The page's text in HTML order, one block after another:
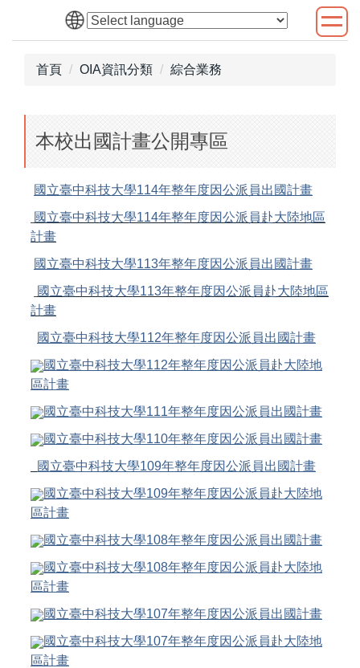
首頁 OIA資訊分類 綜合業務
本校出國計畫公開專區
國立臺中科技大學114年整年度因公派員出國計畫
國立臺中科技大學114年整年度因公派員赴大陸地區
計畫
國立臺中科技大學113年整年度因公派員出國計畫
國立臺中科技大學113年整年度因公派員赴大陸地區
計畫
國立臺中科技大學112年整年度因公派員出國計畫
國立臺中科技大學112年整年度因公派員赴大陸地
區計畫
國立臺中科技大學111年整年度因公派員出國計畫
國立臺中科技大學110年整年度因公派員出國計畫
國立臺中科技大學109年整年度因公派員出國計畫
國立臺中科技大學109年整年度因公派員赴大陸地
區計畫
國立臺中科技大學108年整年度因公派員出國計畫
國立臺中科技大學108年整年度因公派員赴大陸地
區計畫
國立臺中科技大學107年整年度因公派員出國計畫
國立臺中科技大學107年整年度因公派員赴大陸地
區計畫